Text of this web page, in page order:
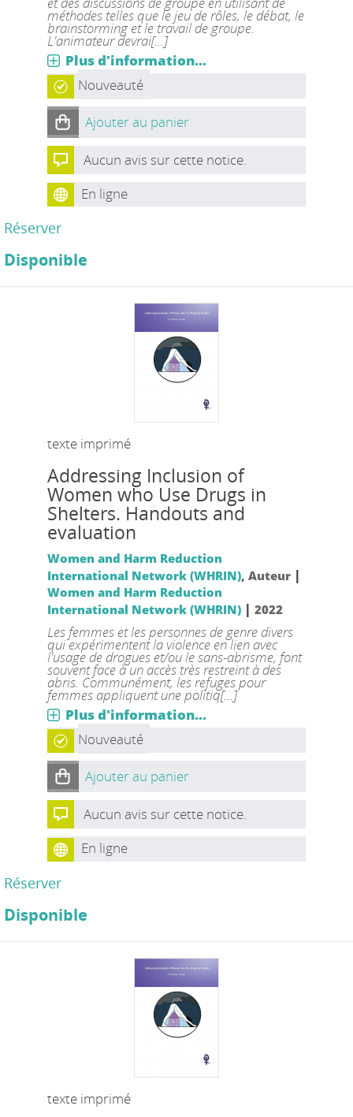
méthodes telles que le jeu de rôles, le débat, le
brainstorming et le travail de groupe.
L'animateur devrai[...]
Plus d'information...
Nouveauté
Ajouter au panier
Aucun avis sur cette notice.
En ligne
Réserver
Disponible
texte imprimé
Addressing Inclusion of
Women who Use Drugs in
Shelters. Handouts and
evaluation
Women and Harm Reduction
International Network (WHRIN), Auteur |
Women and Harm Reduction
International Network (WHRIN)| 2022
Les femmes et les personnes de genre divers
qui expérimentent la violence en lien avec
l'usage de drogues et/ou le sans-abrisme, font
souvent face à un accès très restreint à des
abris. Communément, les refuges pour
femmes appliquent une politiq[...]
Plus d'information...
Nouveauté
Ajouter au panier
Aucun avis sur cette notice.
En ligne
Réserver
Disponible
texte imprimé